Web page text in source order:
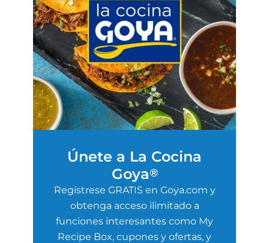
Únete a La Cocina
Goya®
Regístrese GRATIS en Goya.com y
obtenga acceso ilimitado a
funciones interesantes como My
Recipe Box, cupones y ofertas, y